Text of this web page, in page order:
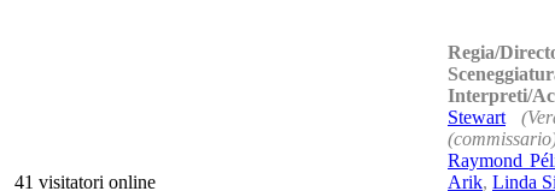
41 visitatori online
Regia/
Interpreti/
Stewart
Raymond
Arik, Linda